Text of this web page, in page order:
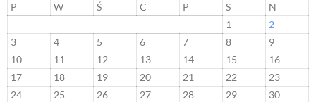
P
W Ś C P S
N
1
2
3
4 5 6 7 8
9
10
11 12 13 14 15
16
17
18 19 20 21 22
23
24
25 26 27 28 29
30